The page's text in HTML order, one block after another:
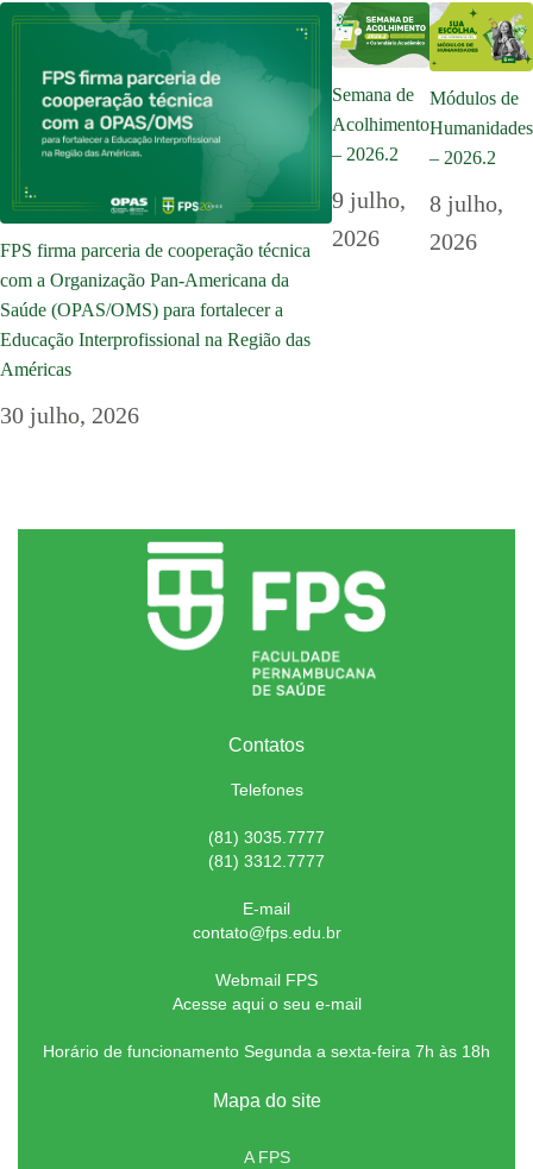
FPS firma parceria de cooperação técnica
com a Organização Pan-Americana da
Saúde (OPAS/OMS) para fortalecer a
Educação Interprofissional na Região das
Américas
30 julho, 2026
Semana de
Acolhimento
– 2026.2
9 julho,
2026
Módulos de
Humanidades
– 2026.2
8 julho,
2026
Contatos
Telefones
(81) 3035.7777
(81) 3312.7777
E-mail
contato@fps.edu.br
Webmail FPS
Acesse aqui o seu e-mail
Horário de funcionamento Segunda a sexta-feira 7h às 18h
Mapa do site
A FPS